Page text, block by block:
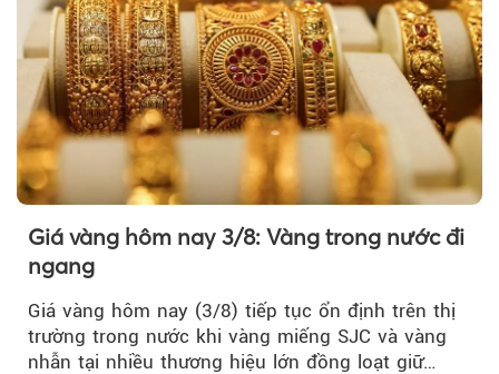
Giá vàng hôm nay 3/8: Vàng trong nước đi
ngang
Giá vàng hôm nay (3/8) tiếp tục ổn định trên thị
trường trong nước khi vàng miếng SJC và vàng
nhẫn tại nhiều thương hiệu lớn đồng loạt giữ